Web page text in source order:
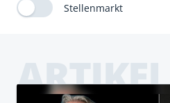
Stellenmarkt
ARTIKEL